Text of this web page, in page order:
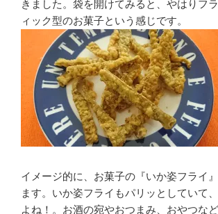
きました。袋を開けてみると、やはりフ
ィック型のお菓子という感じです。
イメージ的に、お菓子の『いか姿フライ
ます。いか姿フライもパリッとしていて
よね！。お酒の宛やおつまみ、おやつな